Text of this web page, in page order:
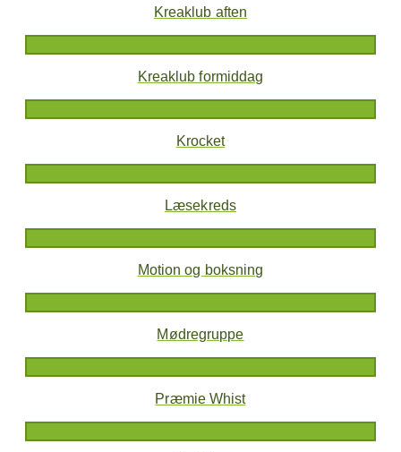
Kreaklub aften
Kreaklub formiddag
Krocket
Læsekreds
Motion og boksning
Mødregruppe
Præmie Whist